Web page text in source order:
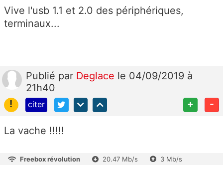
Vive l'usb 1.1 et 2.0 des périphériques,
terminaux...
Publié par Deglace le 04/09/2019 à
21h40
!
citer + -
La vache !!!!!
Freebox révolution 20.47 Mb/s 3 Mb/s